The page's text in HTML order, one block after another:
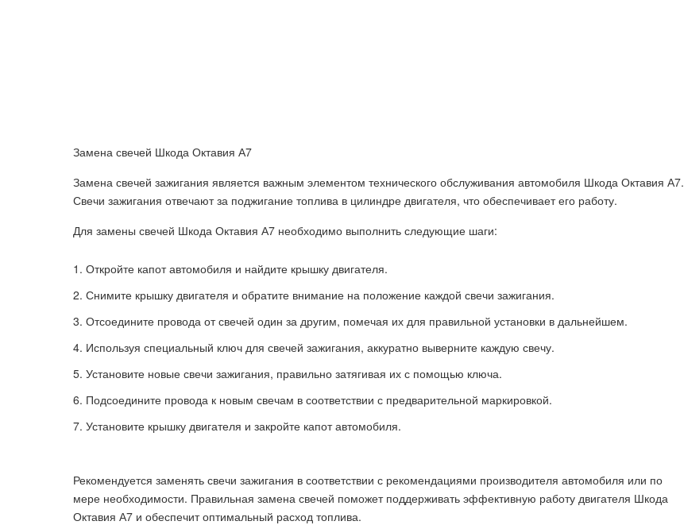
Замена свечей Шкода Октавия А7
Замена свечей зажигания является важным элементом технического обслуживания автомобиля Шкода Октавия А7.
Свечи зажигания отвечают за поджигание топлива в цилиндре двигателя, что обеспечивает его работу.
Для замены свечей Шкода Октавия А7 необходимо выполнить следующие шаги:
Откройте капот автомобиля и найдите крышку двигателя.
Снимите крышку двигателя и обратите внимание на положение каждой свечи зажигания.
Отсоедините провода от свечей один за другим, помечая их для правильной установки в дальнейшем.
Используя специальный ключ для свечей зажигания, аккуратно выверните каждую свечу.
Установите новые свечи зажигания, правильно затягивая их с помощью ключа.
Подсоедините провода к новым свечам в соответствии с предварительной маркировкой.
Установите крышку двигателя и закройте капот автомобиля.
Рекомендуется заменять свечи зажигания в соответствии с рекомендациями производителя автомобиля или по
мере необходимости. Правильная замена свечей поможет поддерживать эффективную работу двигателя Шкода
Октавия А7 и обеспечит оптимальный расход топлива.